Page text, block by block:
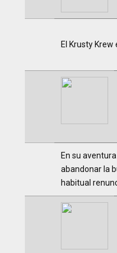
El Krusty
En su
abandonar la
habitual